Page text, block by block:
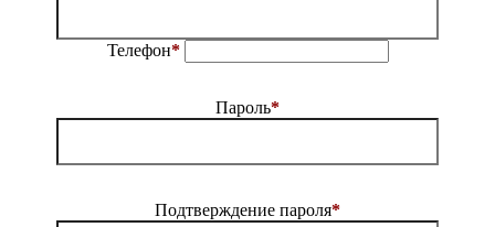
Телефон*
Пароль*
Подтверждение пароля*